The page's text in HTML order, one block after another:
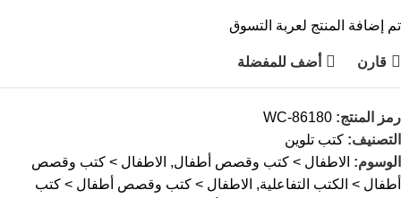
تم إضافة المنتج لعربة التسوق
قارن أضف للمفضلة
رمز المنتج: WC-86180
التصنيف: كتب تلوين
الوسوم: الاطفال > كتب وقصص أطفال, الاطفال > كتب وقصص
أطفال > الكتب التفاعلية, الاطفال > كتب وقصص أطفال > كتب